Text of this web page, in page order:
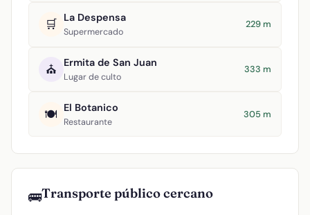
🛒 La Despensa
Supermercado
229 m
⛪ Ermita de San Juan
Lugar de culto
333 m
🍽️ El Botanico
Restaurante
305 m
🚌Transporte público cercano